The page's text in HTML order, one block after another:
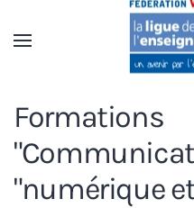
Accéder au contenu
Formations
"numérique